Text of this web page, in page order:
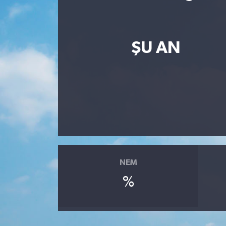
ŞU AN
NEM
%
Sağlık
Siyaset